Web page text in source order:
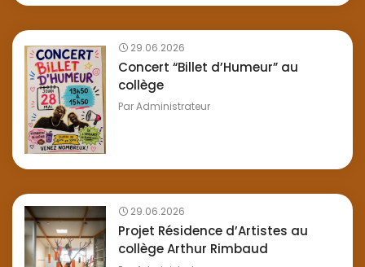
29.06.2026
Concert “Billet d’Humeur” au
collège
ParAdministrateur
29.06.2026
Projet Résidence d’Artistes au
collège Arthur Rimbaud